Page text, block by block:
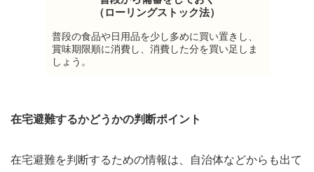
（ローリングストック法）
普段の食品や日用品を少し多めに買い置きし、
賞味期限順に消費し、消費した分を買い足しま
しょう。
在宅避難するかどうかの判断ポイント
在宅避難を判断するための情報は、自治体などからも出て